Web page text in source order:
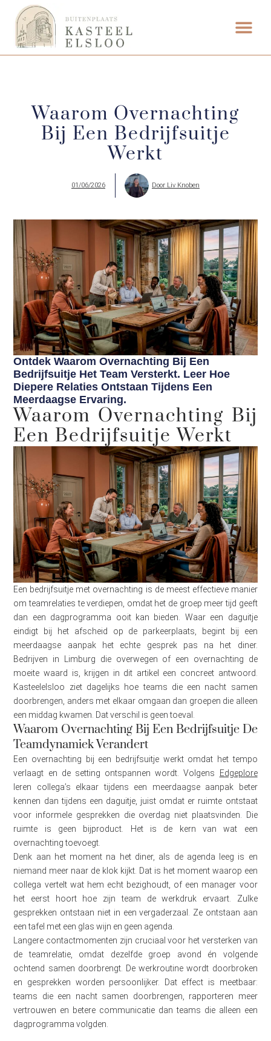
Waarom Overnachting
Bij Een Bedrijfsuitje
Werkt
01/06/2026 Door Liv Knoben
Ontdek Waarom Overnachting Bij Een
Bedrijfsuitje Het Team Versterkt. Leer Hoe
Diepere Relaties Ontstaan Tijdens Een
Meerdaagse Ervaring.
Waarom Overnachting Bij
Een Bedrijfsuitje Werkt
Een bedrijfsuitje met overnachting is de meest effectieve manier
om teamrelaties te verdiepen, omdat het de groep meer tijd geeft
dan een dagprogramma ooit kan bieden. Waar een daguitje
eindigt bij het afscheid op de parkeerplaats, begint bij een
meerdaagse aanpak het echte gesprek pas na het diner.
Bedrijven in Limburg die overwegen of een overnachting de
moeite waard is, krijgen in dit artikel een concreet antwoord.
Kasteelelsloo ziet dagelijks hoe teams die een nacht samen
doorbrengen, anders met elkaar omgaan dan groepen die alleen
een middag kwamen. Dat verschil is geen toeval.
Waarom Overnachting Bij Een Bedrijfsuitje De
Teamdynamiek Verandert
Een overnachting bij een bedrijfsuitje werkt omdat het tempo
verlaagt en de setting ontspannen wordt. Volgens
Edgeplore
leren collega’s elkaar tijdens een meerdaagse aanpak beter
kennen dan tijdens een daguitje, juist omdat er ruimte ontstaat
voor informele gesprekken die overdag niet plaatsvinden. Die
ruimte is geen bijproduct. Het is de kern van wat een
overnachting toevoegt.
Denk aan het moment na het diner, als de agenda leeg is en
niemand meer naar de klok kijkt. Dat is het moment waarop een
collega vertelt wat hem echt bezighoudt, of een manager voor
het eerst hoort hoe zijn team de werkdruk ervaart. Zulke
gesprekken ontstaan niet in een vergaderzaal. Ze ontstaan aan
een tafel met een glas wijn en geen agenda.
Langere contactmomenten zijn cruciaal voor het versterken van
de teamrelatie, omdat dezelfde groep avond én volgende
ochtend samen doorbrengt. De werkroutine wordt doorbroken
en gesprekken worden persoonlijker. Dat effect is meetbaar:
teams die een nacht samen doorbrengen, rapporteren meer
vertrouwen en betere communicatie dan teams die alleen een
dagprogramma volgden.